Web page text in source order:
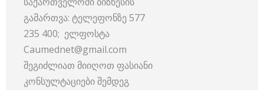
გამართვა: ტელეფონზე 577
235 400; ელფოსტა
Caumednet@gmail.com
შეგიძლიათ მიიღოთ ფასიანი
კონსულტაციები შემდეგ